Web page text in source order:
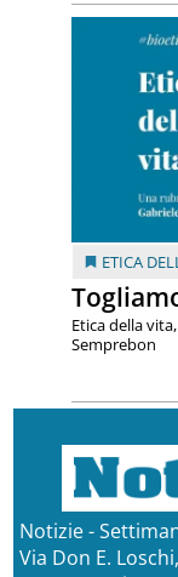
ETICA
Etica della
Semprebon
Notizie -
Via Don E.